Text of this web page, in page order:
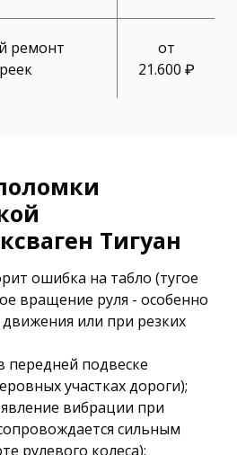
ремонт
от
21.600 ₽
Тигуан
ошибка на табло (тугое
вращение руля - особенно
или при резких
передней подвеске
участках дороги);
вибрации при
сильным
рулевого колеса);